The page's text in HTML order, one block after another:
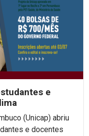
e
(Unicap) abriu
e docentes